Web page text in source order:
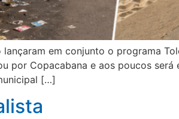
em conjunto o programa
por Copacabana e aos poucos
[…]